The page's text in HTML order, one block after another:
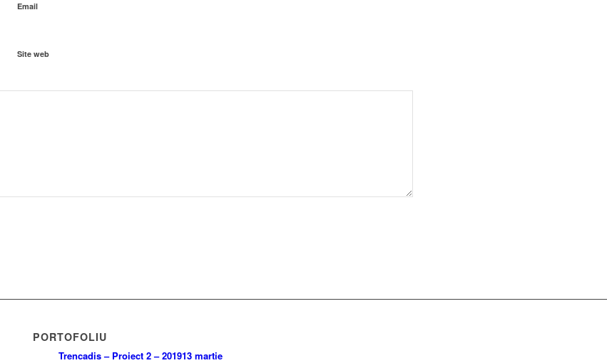
Email
Site web
PORTOFOLIU
Trencadis – Proiect 2 – 201913 martie